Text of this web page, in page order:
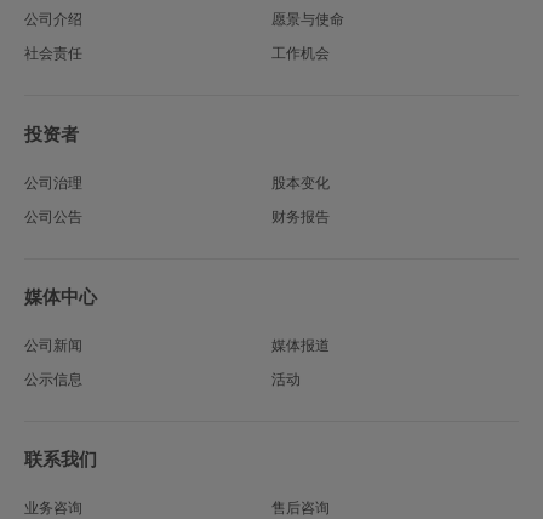
公司介绍
愿景与使命
社会责任
工作机会
投资者
公司治理
股本变化
公司公告
财务报告
媒体中心
公司新闻
媒体报道
公示信息
活动
联系我们
业务咨询
售后咨询